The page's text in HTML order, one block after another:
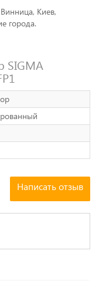
Киев,
города.
SIGMA
Написать отзыв